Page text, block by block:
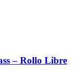
– Rollo Libre